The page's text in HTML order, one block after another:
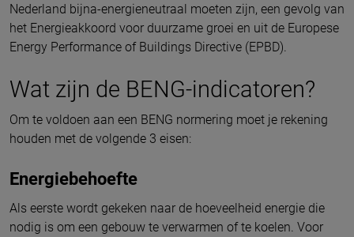
Nederland bijna-energieneutraal moeten zijn, een gevolg van
het Energieakkoord voor duurzame groei en uit de Europese
Energy Performance of Buildings Directive (EPBD).
Wat zijn de BENG-indicatoren?
Om te voldoen aan een BENG normering moet je rekening
houden met de volgende 3 eisen:
Energiebehoefte
Als eerste wordt gekeken naar de hoeveelheid energie die
nodig is om een gebouw te verwarmen of te koelen. Voor